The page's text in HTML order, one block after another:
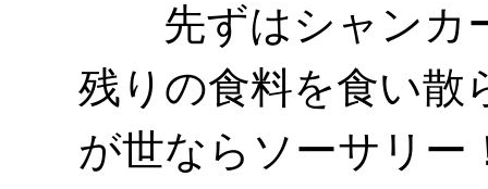
先ずはシャンカー
残りの食料を食い
が世ならソーサリー